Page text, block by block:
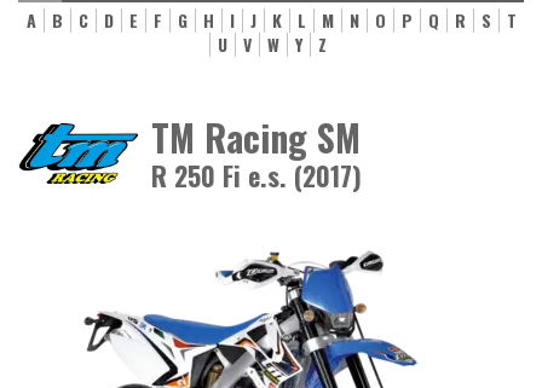
A B C D E F G H I J K L M N O P Q R S
T
U
V W Y Z
TM Racing SM
R 250 Fi e.s. (2017)